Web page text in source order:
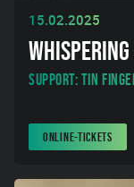
15.02.2025
Support: Tin
ONLINE-TICKETS